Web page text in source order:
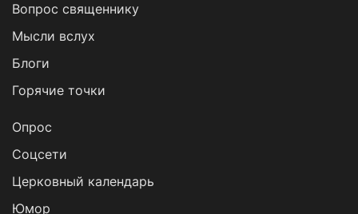
Вопрос священнику
Мысли вслух
Блоги
Горячие точки
Опрос
Cоцсети
Церковный календарь
Юмор